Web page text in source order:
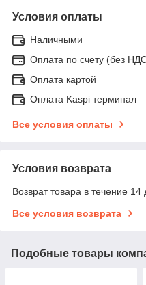
Условия оплаты
Наличными
Оплата по счету (без
Оплата картой
Оплата Kaspi терминал
Все условия оплаты
Условия возврата
Возврат товара в течение
Все условия возврата
Подобные товары